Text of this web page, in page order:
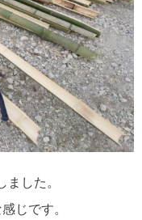
した。
じです。